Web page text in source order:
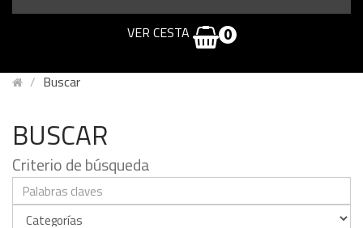
VER CESTA 0
Buscar
BUSCAR
Criterio de búsqueda